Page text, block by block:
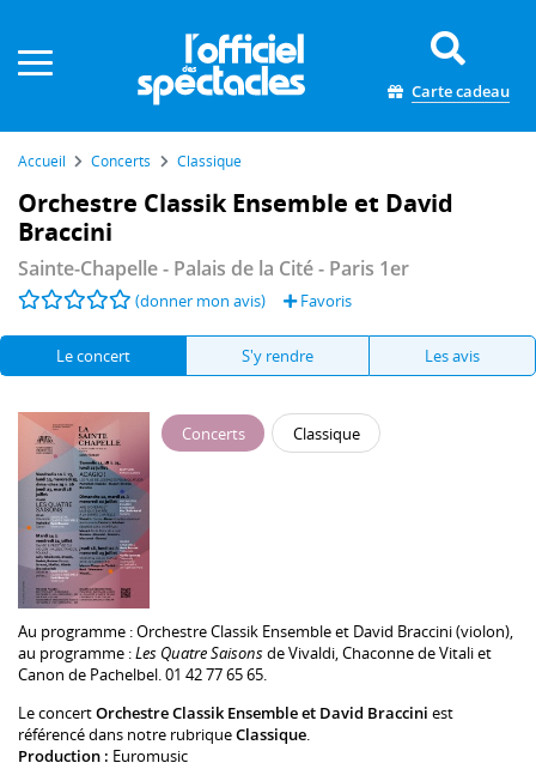
Carte cadeau
Accueil Concerts Classique
Orchestre Classik Ensemble et David
Braccini
Sainte-Chapelle - Palais de la Cité- Paris 1er
(donner mon avis) Favoris
Le concert S'y rendre Les avis
Concerts Classique
Au programme :Orchestre Classik Ensembleet David Braccini(violon),
au programme :Les Quatre Saisonsde Vivaldi, Chaconne de Vitali et
Canon de Pachelbel. 01 42 77 65 65.
Le concertOrchestre Classik Ensemble et David Braccini est
référencé dans notre rubriqueClassique.
Production : Euromusic